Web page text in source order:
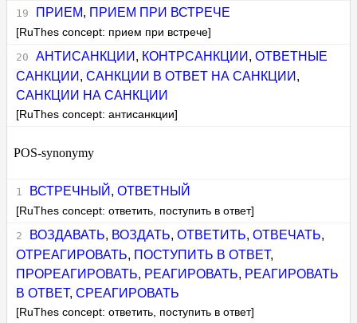
ПРИЕМ, ПРИЕМ ПРИ ВСТРЕЧЕ
[RuThes concept: прием при встрече]
АНТИСАНКЦИИ , КОНТРСАНКЦИИ , ОТВЕТНЫЕ
САНКЦИИ ,САНКЦИИ В ОТВЕТ НА САНКЦИИ ,
САНКЦИИ НА САНКЦИИ
[RuThes concept: антисанкции]
POS-synonymy
ВСТРЕЧНЫЙ , ОТВЕТНЫЙ
[RuThes concept: ответить, поступить в ответ]
ВОЗДАВАТЬ, ВОЗДАТЬ, ОТВЕТИТЬ, ОТВЕЧАТЬ,
ОТРЕАГИРОВАТЬ, ПОСТУПИТЬ В ОТВЕТ,
ПРОРЕАГИРОВАТЬ, РЕАГИРОВАТЬ, РЕАГИРОВАТЬ
В ОТВЕТ,СРЕАГИРОВАТЬ
[RuThes concept: ответить, поступить в ответ]